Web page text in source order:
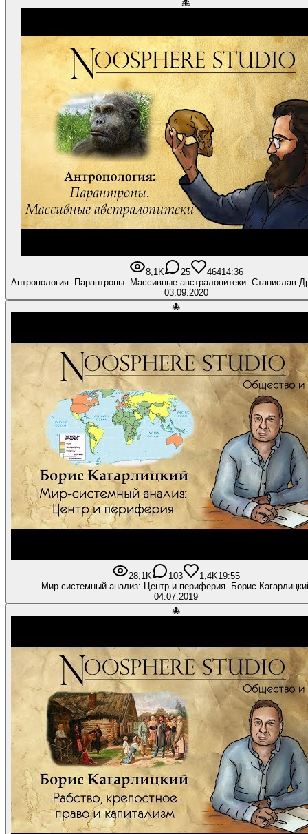
🐙
8,1K 25 46414:36
Антропология: Парантропы. Массивные австралопитеки. Станислав
03.09.2020
🐙
28,1K 103 1,4K19:55
Мир-системный анализ: Центр и периферия. Борис
04.07.2019
🐙